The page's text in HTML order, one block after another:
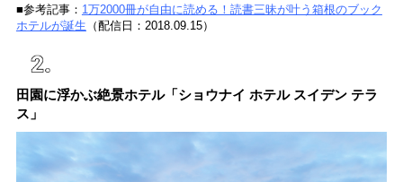
■参考記事： 1万2000冊が自由に読める！読書三昧が叶う箱根のブック
ホテルが誕生 （配信日：2018.09.15）
田園に浮かぶ絶景ホテル「ショウナイ ホテル スイデン テラ
ス」